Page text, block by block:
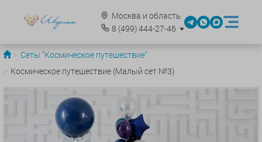
Москва и область
8 (499)444-27-46
Сеты "Космическое путешествие"
Космическое путешествие (Малый сет №3)